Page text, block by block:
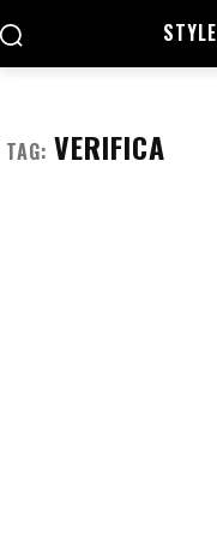
STYLE
TAG: VERIFICA